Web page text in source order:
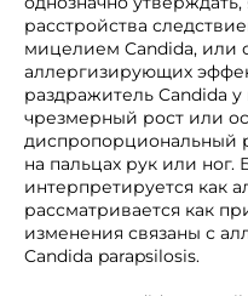
расстройства
мицелием Candida, или
аллергизирующих
раздражитель Candida
чрезмерный рост или
диспропорциональный
на пальцах рук или ног.
интерпретируется как
рассматривается как
изменения связаны с
Candida parapsilosis.